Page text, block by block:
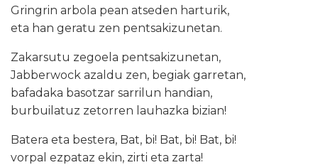
Gringrin arbola pean atseden harturik,
eta han geratu zen pentsakizunetan.
Zakarsutu zegoela pentsakizunetan,
Jabberwock azaldu zen, begiak garretan,
bafadaka basotzar sarrilun handian,
burbuilatuz zetorren lauhazka bizian!
Batera eta bestera, Bat, bi! Bat, bi! Bat, bi!
vorpal ezpataz ekin, zirti eta zarta!